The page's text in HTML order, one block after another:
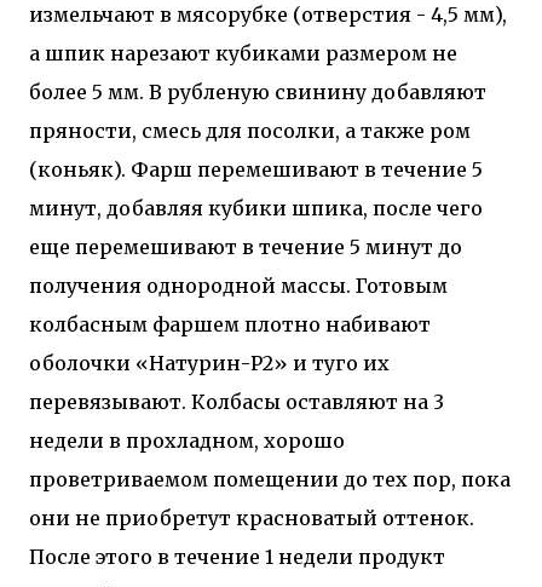
измельчают в мясорубке (отверстия - 4,5 мм),
а шпик нарезают кубиками размером не
более 5 мм. В рубленую свинину добавляют
пряности, смесь для посолки, а также ром
(коньяк). Фарш перемешивают в течение 5
минут, добавляя кубики шпика, после чего
еще перемешивают в течение 5 минут до
получения однородной массы. Готовым
колбасным фаршем плотно набивают
оболочки «Натурин-Р2» и туго их
перевязывают. Колбасы оставляют на 3
недели в прохладном, хорошо
проветриваемом помещении до тех пор, пока
они не приобретут красноватый оттенок.
После этого в течение 1 недели продукт